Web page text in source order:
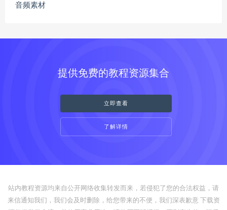
音频素材
提供免费的教程资源集合
立即查看
了解详情
站内教程资源均来自公开网络收集转发而来，若侵犯了您的合法权益，请
来信通知我们，我们会及时删除，给您带来的不便，我们深表歉意 下载资